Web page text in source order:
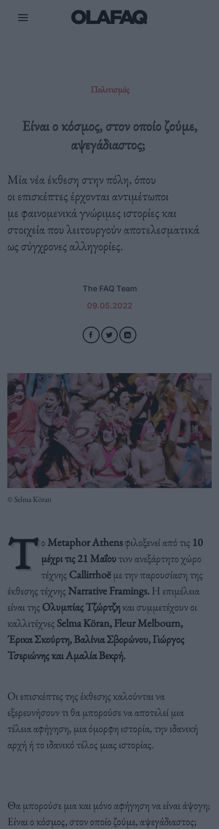
Πολιτισμός
Είναι ο κόσμος, στον οποίο ζούμε,
αψεγάδιαστος;
Μία νέα έκθεση στην πόλη, όπου
οι επισκέπτες έρχονται αντιμέτωποι
με φαινομενικά γνώριμες ιστορίες και
στοιχεία που λειτουργούν αποτελεσματικά
ως σύγχρονες αλληγορίες.
The FAQ Team
09.05.2022
© Selma Köran
Τ οMetaphorAthensφιλοξενεί από τις 10
μέχρι τις 21 Μαΐουτoν ανεξάρτητο χώρο
τέχνης Callirrhoëμε την παρουσίαση της
έκθεσης τέχνηςΝarrativeFramings.H επιμέλεια
είναι της Ολυμπίας Τζώρτζηκαι συμμετέχουν οι
καλλιτέχνες Selma Köran, Fleur Melbourn,
Έρικα Σκούρτη, Βαλίνια Σβορώνου, Γιώργος
Τσεριώνης και Αμαλία Βεκρή.
Οι επισκέπτες της έκθεσης καλούνται να
εξερευνήσουν τι θα μπορούσε να αποτελεί μια
τέλεια αφήγηση, μια όμορφη ιστορία, την ιδανική
αρχή ή το ιδανικό τέλος μιας ιστορίας.
Θα μπορούσε μια και μόνο αφήγηση να είναι άψογη;
Είναι ο κόσμος, στον οποίο ζούμε, αψεγάδιαστος;